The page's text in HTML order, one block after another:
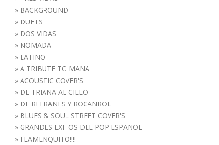
» BACKGROUND
» DUETS
» DOS VIDAS
» NOMADA
» LATINO
» A TRIBUTE TO MANA
» ACOUSTIC COVER'S
» DE TRIANA AL CIELO
» DE REFRANES Y ROCANROL
» BLUES & SOUL STREET COVER'S
» GRANDES EXITOS DEL POP ESPAÑOL
» FLAMENQUITO!!!!